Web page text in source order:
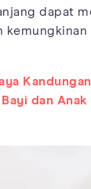
dapat
kemungkinan
dan Anak